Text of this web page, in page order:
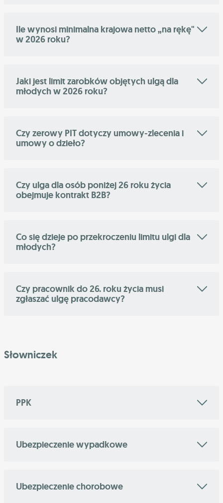
Ile wynosi minimalna krajowa netto „na rękę"
w 2026 roku?
Jaki jest limit zarobków objętych ulgą dla
młodych w 2026 roku?
Czy zerowy PIT dotyczy umowy-zlecenia i
umowy o dzieło?
Czy ulga dla osób poniżej 26 roku życia
obejmuje kontrakt B2B?
Co się dzieje po przekroczeniu limitu ulgi dla
młodych?
Czy pracownik do 26. roku życia musi
zgłaszać ulgę pracodawcy?
Słowniczek
PPK
Ubezpieczenie wypadkowe
Ubezpieczenie chorobowe